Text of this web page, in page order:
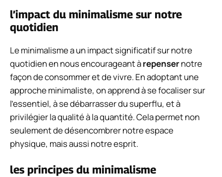
l’impact du minimalisme sur notre
quotidien
Le minimalisme a un impact significatif sur notre
quotidien en nous encourageant àrepensernotre
façon de consommer et de vivre. En adoptant une
approche minimaliste, on apprend à se focaliser sur
l’essentiel, à se débarrasser du superflu, et à
privilégier la qualité à la quantité. Cela permet non
seulement de désencombrer notre espace
physique, mais aussi notre esprit.
les principes du minimalisme